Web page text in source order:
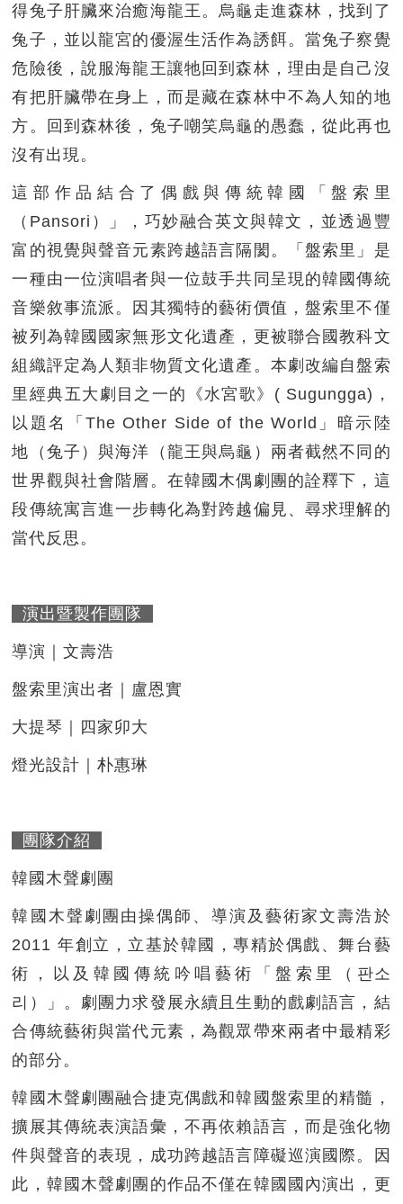
得兔子肝臟來治癒海龍王。烏龜走進森林，找到了
兔子，並以龍宮的優渥生活作為誘餌。當兔子察覺
危險後，說服海龍王讓牠回到森林，理由是自己沒
有把肝臟帶在身上，而是藏在森林中不為人知的地
方。回到森林後，兔子嘲笑烏龜的愚蠢，從此再也
沒有出現。
這部作品結合了偶戲與傳統韓國「盤索里
（Pansori）」，巧妙融合英文與韓文，並透過豐
富的視覺與聲音元素跨越語言隔閡。「盤索里」是
一種由一位演唱者與一位鼓手共同呈現的韓國傳統
音樂敘事流派。因其獨特的藝術價值，盤索里不僅
被列為韓國國家無形文化遺產，更被聯合國教科文
組織評定為人類非物質文化遺產。本劇改編自盤索
里經典五大劇目之一的《水宮歌》( Sugungga)，
以題名「The Other Side of the World」暗示陸
地（兔子）與海洋（龍王與烏龜）兩者截然不同的
世界觀與社會階層。在韓國木偶劇團的詮釋下，這
段傳統寓言進一步轉化為對跨越偏見、尋求理解的
當代反思。
演出暨製作團隊
導演｜文壽浩
盤索里演出者｜盧恩實
大提琴｜四家卯大
燈光設計｜朴惠琳
團隊介紹
韓國木聲劇團
韓國木聲劇團由操偶師、導演及藝術家文壽浩於
2011 年創立，立基於韓國，專精於偶戲、舞台藝
術，以及韓國傳統吟唱藝術「盤索里（판소
리）」。劇團力求發展永續且生動的戲劇語言，結
合傳統藝術與當代元素，為觀眾帶來兩者中最精彩
的部分。
韓國木聲劇團融合捷克偶戲和韓國盤索里的精髓，
擴展其傳統表演語彙，不再依賴語言，而是強化物
件與聲音的表現，成功跨越語言障礙巡演國際。因
此，韓國木聲劇團的作品不僅在韓國國內演出，更